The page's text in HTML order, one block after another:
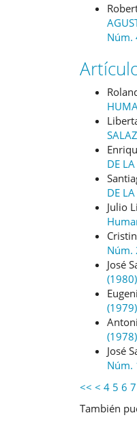
Núm.
DE
DE
Julio
Núm.
José
José
Núm.
<< < 4 5 6 7
También